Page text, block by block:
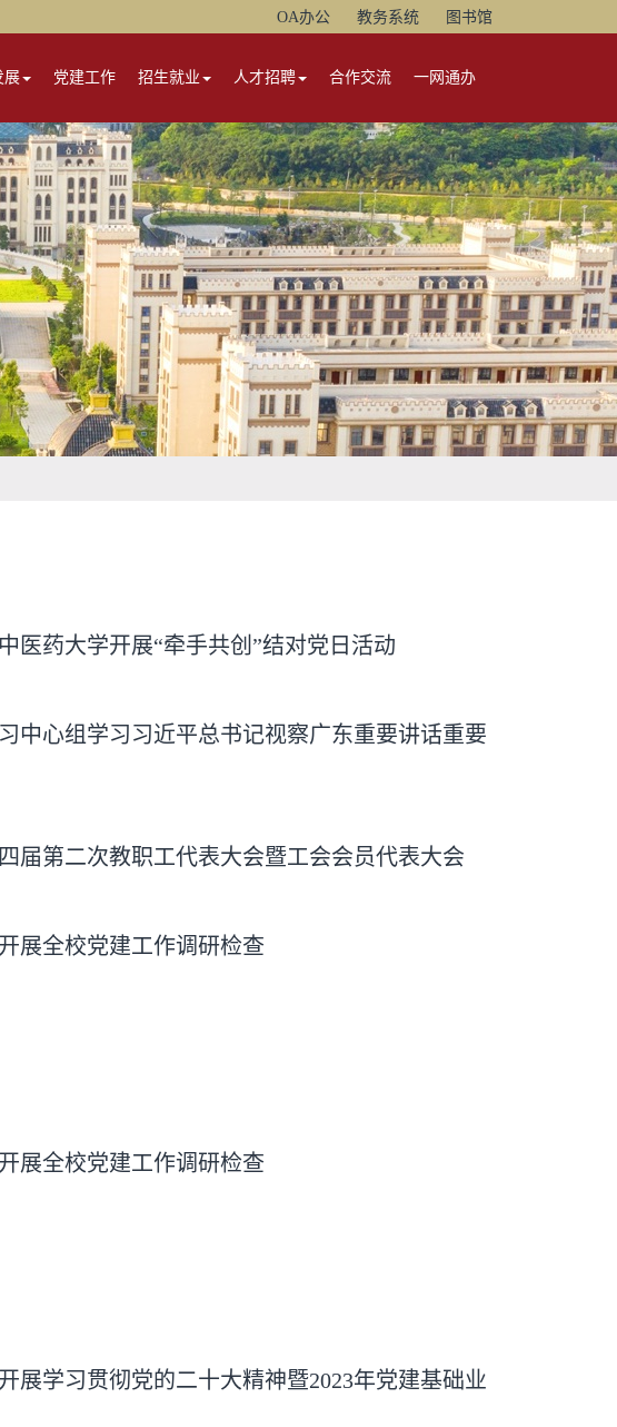
OA办公 教务系统 图书馆
展 党建工作 招生就业 人才招聘 合作交流 一网通办
医药大学开展“牵手共创”结对党日活动
中心组学习习近平总书记视察广东重要讲话重要
届第二次教职工代表大会暨工会会员代表大会
展全校党建工作调研检查
展全校党建工作调研检查
展学习贯彻党的二十大精神暨2023年党建基础业